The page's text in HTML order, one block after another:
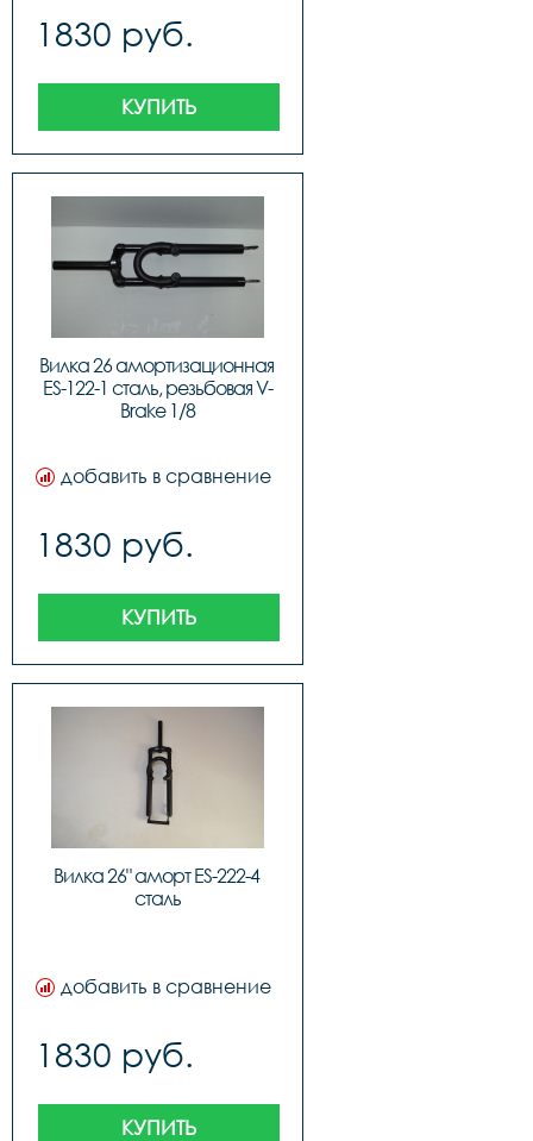
1830 руб.
КУПИТЬ
Вилка 26 амортизационная
ES-122-1 сталь, резьбовая V-
Brake 1/8
добавить в сравнение
1830 руб.
КУПИТЬ
Вилка 26" аморт ES-222-4
сталь
добавить в сравнение
1830 руб.
КУПИТЬ